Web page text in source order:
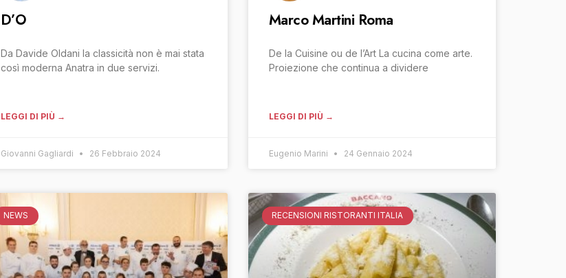
D’O
Da Davide Oldani la classicità non è mai stata
così moderna Anatra in due servizi.
LEGGI DI PIÙ →
Giovanni Gagliardi 26 Febbraio 2024
Marco Martini Roma
De la Cuisine ou de l’Art La cucina come arte.
Proiezione che continua a dividere
LEGGI DI PIÙ →
Eugenio Marini 24 Gennaio 2024
NEWS RECENSIONI RISTORANTI ITALIA